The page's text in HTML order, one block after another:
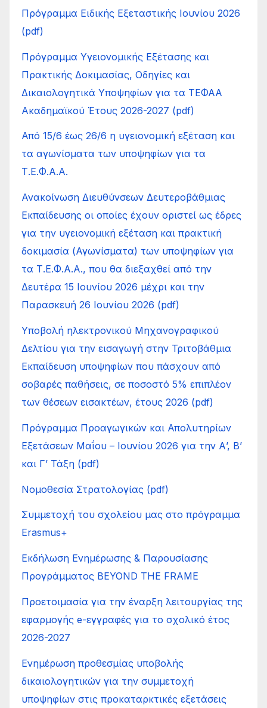
Πρόγραμμα Ειδικής Εξεταστικής Ιουνίου 2026
(pdf)
Πρόγραμμα Υγειονομικής Εξέτασης και
Πρακτικής Δοκιμασίας, Οδηγίες και
Δικαιολογητικά Υποψηφίων για τα ΤΕΦΑΑ
Ακαδημαϊκού Έτους 2026-2027 (pdf)
Από 15/6 έως 26/6 η υγειονομική εξέταση και
τα αγωνίσματα των υποψηφίων για τα
Τ.Ε.Φ.Α.Α.
Ανακοίνωση Διευθύνσεων Δευτεροβάθμιας
Εκπαίδευσης οι οποίες έχουν οριστεί ως έδρες
για την υγειονομική εξέταση και πρακτική
δοκιμασία (Αγωνίσματα) των υποψηφίων για
τα Τ.Ε.Φ.Α.Α., που θα διεξαχθεί από την
Δευτέρα 15 Ιουνίου 2026 μέχρι και την
Παρασκευή 26 Ιουνίου 2026 (pdf)
Υποβολή ηλεκτρονικού Μηχανογραφικού
Δελτίου για την εισαγωγή στην Τριτοβάθμια
Εκπαίδευση υποψηφίων που πάσχουν από
σοβαρές παθήσεις, σε ποσοστό 5% επιπλέον
των θέσεων εισακτέων, έτους 2026 (pdf)
Πρόγραμμα Προαγωγικών και Απολυτηρίων
Εξετάσεων Μαΐου – Ιουνίου 2026 για την Α’, Β’
και Γ’ Τάξη (pdf)
Νομοθεσία Στρατολογίας (pdf)
Συμμετοχή του σχολείου μας στο πρόγραμμα
Erasmus+
Εκδήλωση Ενημέρωσης & Παρουσίασης
Προγράμματος BEYOND THE FRAME
Προετοιμασία για την έναρξη λειτουργίας της
εφαρμογής e-εγγραφές για το σχολικό έτος
2026-2027
Ενημέρωση προθεσμίας υποβολής
δικαιολογητικών για την συμμετοχή
υποψηφίων στις προκαταρκτικές εξετάσεις